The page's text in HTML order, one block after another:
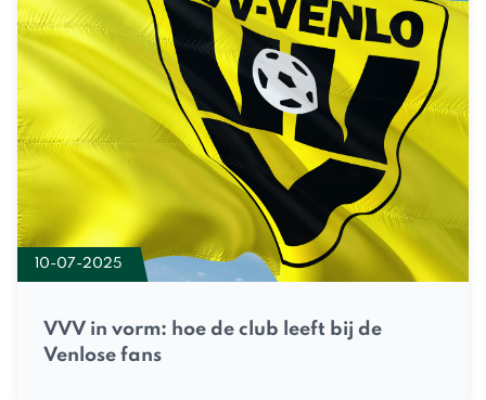
10-07-2025
VVV in vorm: hoe de club leeft bij de
Venlose fans